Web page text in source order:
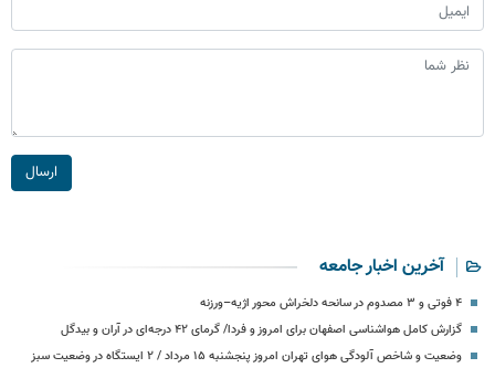
ارسال
آخرین اخبار جامعه
۴ فوتی و ۳ مصدوم در سانحه دلخراش محور اژیه–ورزنه
گزارش کامل هواشناسی اصفهان برای امروز و فردا/ گرمای ۴۲ درجه‌ای در آران و بیدگل
وضعیت و شاخص آلودگی هوای تهران امروز پنجشنبه ۱۵ مرداد / ۲ ایستگاه در وضعیت سبز